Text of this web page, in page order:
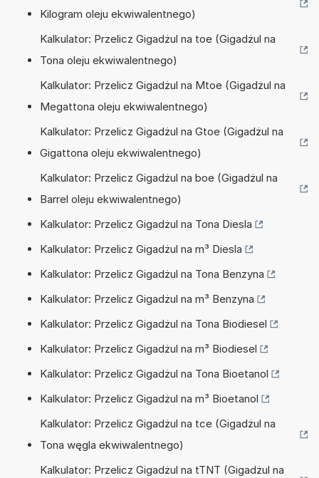
Kilogram oleju ekwiwalentnego)
Kalkulator: Przelicz Gigadżul na toe (Gigadżul na
Tona oleju ekwiwalentnego)
Kalkulator: Przelicz Gigadżul na Mtoe (Gigadżul na
Megattona oleju ekwiwalentnego)
Kalkulator: Przelicz Gigadżul na Gtoe (Gigadżul na
Gigattona oleju ekwiwalentnego)
Kalkulator: Przelicz Gigadżul na boe (Gigadżul na
Barrel oleju ekwiwalentnego)
Kalkulator: Przelicz Gigadżul na Tona Diesla
Kalkulator: Przelicz Gigadżul na m³ Diesla
Kalkulator: Przelicz Gigadżul na Tona Benzyna
Kalkulator: Przelicz Gigadżul na m³ Benzyna
Kalkulator: Przelicz Gigadżul na Tona Biodiesel
Kalkulator: Przelicz Gigadżul na m³ Biodiesel
Kalkulator: Przelicz Gigadżul na Tona Bioetanol
Kalkulator: Przelicz Gigadżul na m³ Bioetanol
Kalkulator: Przelicz Gigadżul na tce (Gigadżul na
Tona węgla ekwiwalentnego)
Kalkulator: Przelicz Gigadżul na tTNT (Gigadżul na